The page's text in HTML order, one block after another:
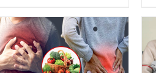
غائب ہوا تو اداکارہ کے شوہر
نے ان کو کونسی کڑوی بات
کہی؟